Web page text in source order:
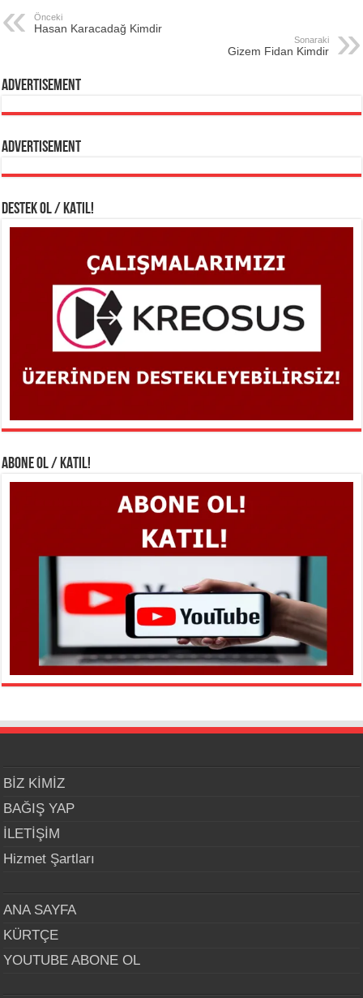
Önceki
Hasan Karacadağ Kimdir
Sonaraki
Gizem Fidan Kimdir
Advertisement
Advertisement
DESTEK OL / KATIL!
ABONE OL / KATIL!
BİZ KİMİZ
BAĞIŞ YAP
İLETİŞİM
Hizmet Şartları
ANA SAYFA
KÜRTÇE
YOUTUBE ABONE OL